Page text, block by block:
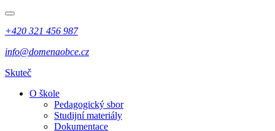
+420 321 456 987
info@domenaobce.cz
Skuteč
O škole
Pedagogický sbor
Studijní materiály
Dokumentace